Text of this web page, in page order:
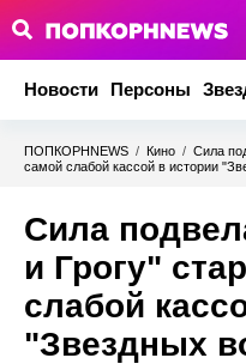
Новости Персоны
ПОПКОРНNEWS / Кино / Сила
самой слабой кассой в истории
Сила
и Грогу"
слабой
"Звездных